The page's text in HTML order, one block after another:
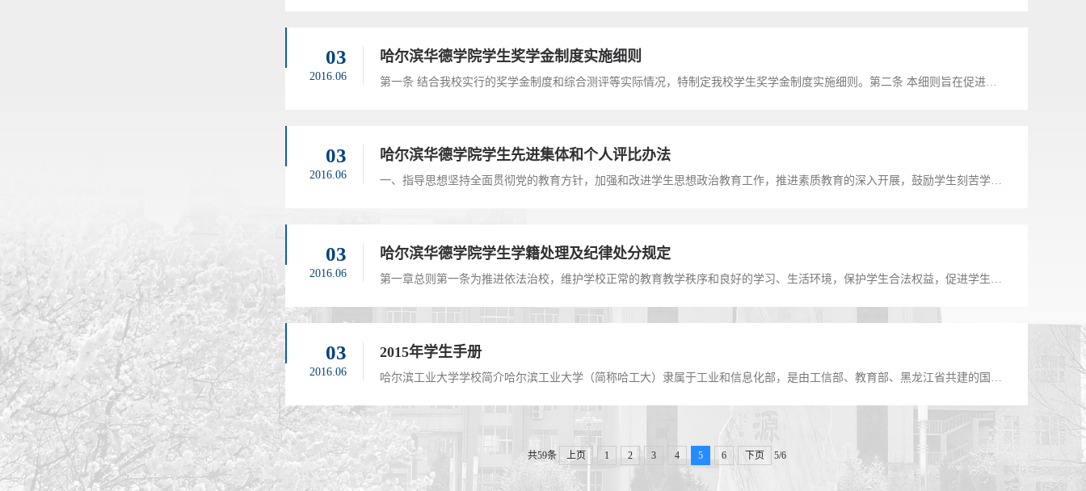
03
2016.06
哈尔滨华德学院学生奖学金制度实施细则
03
2016.06
哈尔滨华德学院学生先进集体和个人评比办法
03
2016.06
哈尔滨华德学院学生学籍处理及纪律处分规定
03
2016.06
2015年学生手册
共59条 上页 1 2 3 4 5 6 下页 5/6